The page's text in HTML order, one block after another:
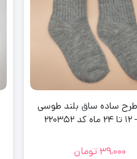
جوراب دخترانه ساق
عروسک آبی صورتی رنگ
299,000 تومان